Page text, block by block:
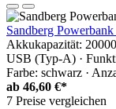
Sandberg
Akkukapazität:
USB (Typ-A) ·
Farbe: schwarz ·
ab 46,60 €*
7 Preise vergleichen